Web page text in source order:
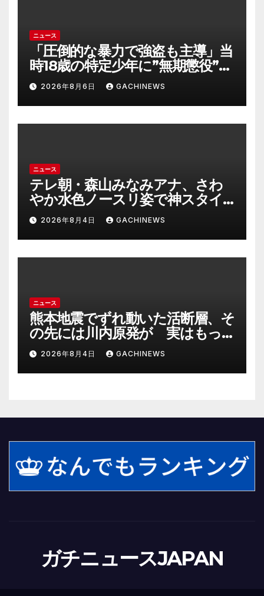
ニュース
「圧倒的な暴力で強盗も主導」当
時18歳の特定少年に”無期懲役”求
刑の背景『年齢の若さで説明でき
ないほど悪質だと検察が判断』
＜元裁判官が解説＞全国的に見て
も異例のケース_8月7日判決の行
2026年8月6日 GACHINEWS
ニュース
テレ朝・森山みなみアナ、さわ
やか水色ノースリ姿で神スタイ
ル炸裂 「爽やかで可愛い」「最
上級にお似合い」(J-CASTニュー
ス)
2026年8月4日 GACHINEWS
ニュース
熊本地震でずれ動いた活断層、そ
の先には川内原発が 実はもっ
とヤバい事態を起こしそうなリ
スクも(J-CASTニュース)
2026年8月4日 GACHINEWS
ガチニュースJAPAN